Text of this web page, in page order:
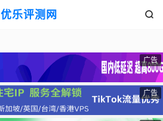
优乐评测网 
广告
广告